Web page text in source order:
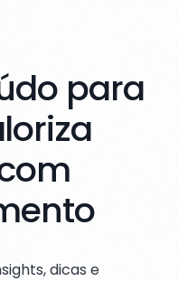
para
dicas e